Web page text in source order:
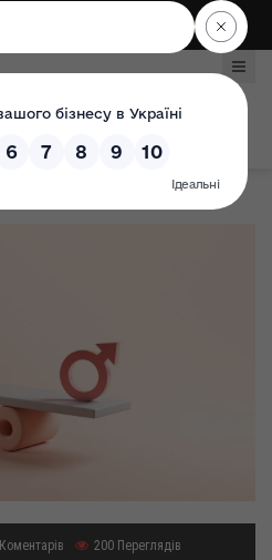
Коментарів 200 Переглядів